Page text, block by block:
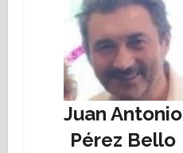
Juan Antonio
Pérez Bello